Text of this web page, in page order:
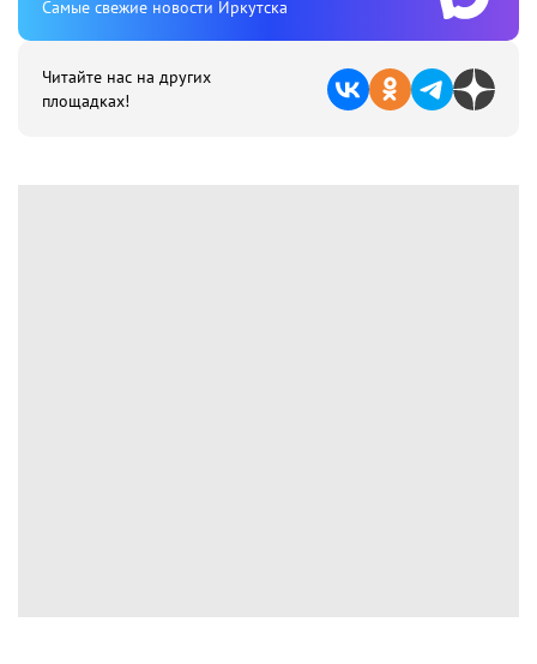
Cамые свежие новости Иркутска
Читайте нас на других
площадках!